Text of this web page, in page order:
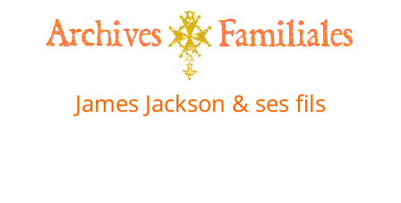
James Jackson & ses fils